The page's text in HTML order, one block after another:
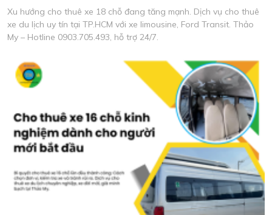
Xu hướng cho thuê xe 18 chỗ đang tăng mạnh. Dịch vụ cho thuê
xe du lịch uy tín tại TP.HCM với xe limousine, Ford Transit. Thảo
My – Hotline 0903.705.493, hỗ trợ 24/7.